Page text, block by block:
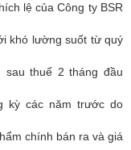
lệ của Công ty BSR
khó lường suốt từ quý
sau thuế 2 tháng đầu
kỳ các năm trước do
chính bán ra và giá